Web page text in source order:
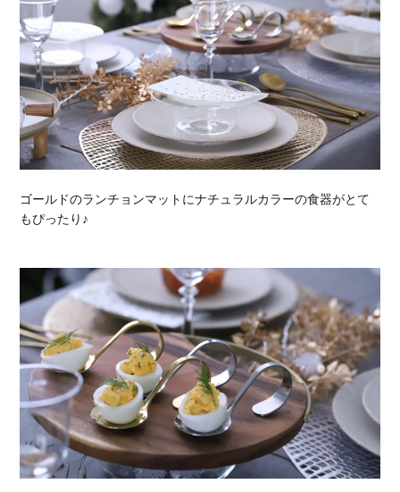
ゴールドのランチョンマットにナチュラルカラーの食器がとて
もぴったり♪